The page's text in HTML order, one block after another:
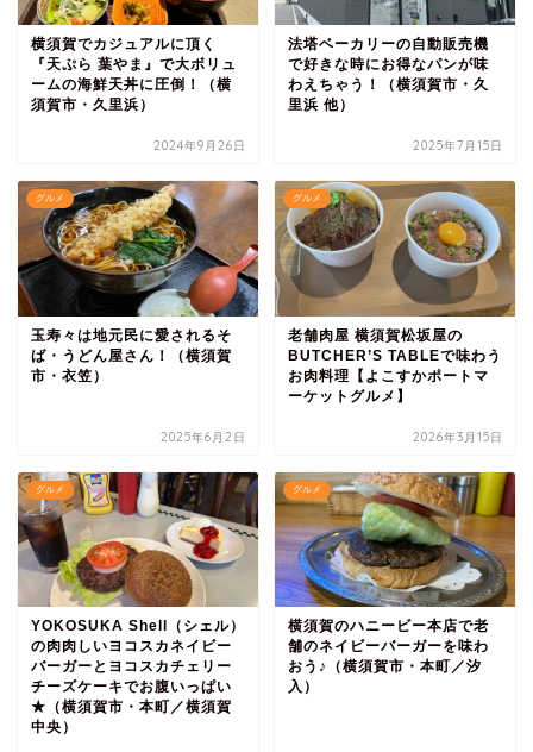
横須賀でカジュアルに頂く
『天ぷら 葉やま』で大ボリュ
ームの海鮮天丼に圧倒！（横
須賀市・久里浜）
2024年9月26日
法塔ベーカリーの自動販売機
で好きな時にお得なパンが味
わえちゃう！（横須賀市・久
里浜 他）
2025年7月15日
グルメ
玉寿々は地元民に愛されるそ
ば・うどん屋さん！（横須賀
市・衣笠）
2025年6月2日
グルメ
老舗肉屋 横須賀松坂屋の
BUTCHER’S TABLEで味わう
お肉料理【よこすかポートマ
ーケットグルメ】
2026年3月15日
グルメ
YOKOSUKA Shell（シェル）
の肉肉しいヨコスカネイビー
バーガーとヨコスカチェリー
チーズケーキでお腹いっぱい
★（横須賀市・本町／横須賀
中央）
グルメ
横須賀のハニービー本店で老
舗のネイビーバーガーを味わ
おう♪（横須賀市・本町／汐
入）